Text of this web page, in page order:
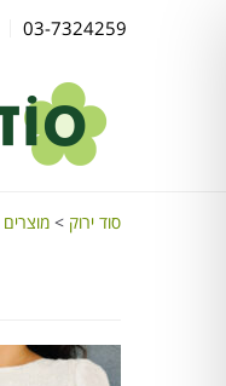
03-7324259
סוד ירוק > מוצרים